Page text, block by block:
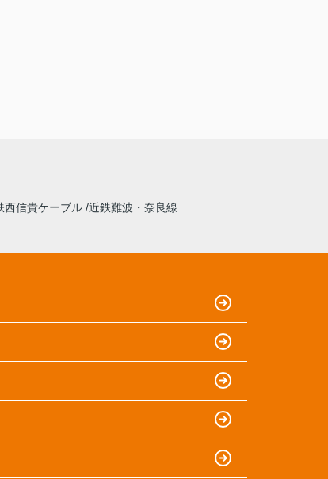
西信貴ケーブル 近鉄難波・奈良線